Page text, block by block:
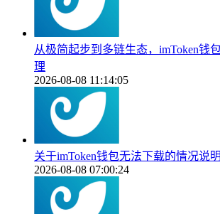
从极简起步到多链生态，imToken钱
理
2026-08-08 11:14:05
关于imToken钱包无法下载的情况说
2026-08-08 07:00:24